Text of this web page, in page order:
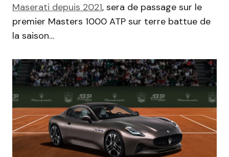
Maserati depuis 2021, sera de passage sur le
premier Masters 1000 ATP sur terre battue de
la saison…